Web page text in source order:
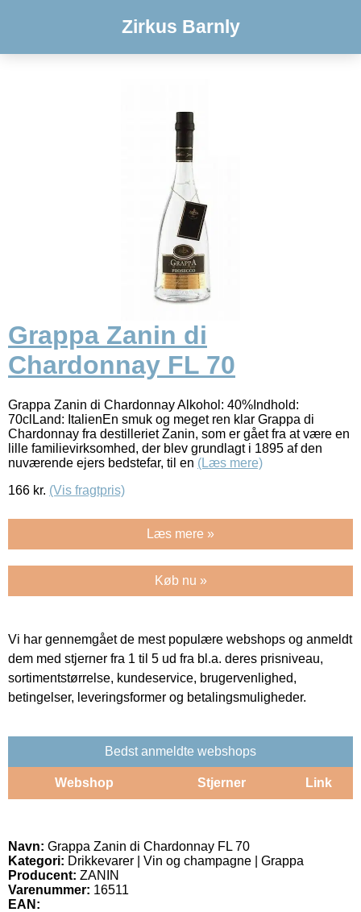
Zirkus Barnly
Grappa Zanin di
Chardonnay FL 70
Grappa Zanin di Chardonnay Alkohol: 40%Indhold:
70clLand: ItalienEn smuk og meget ren klar Grappa di
Chardonnay fra destilleriet Zanin, som er gået fra at være en
lille familievirksomhed, der blev grundlagt i 1895 af den
nuværende ejers bedstefar, til en (Læs mere)
166 kr. (Vis fragtpris)
Læs mere »
Køb nu »
Vi har gennemgået de mest populære webshops og anmeldt
dem med stjerner fra 1 til 5 ud fra bl.a. deres prisniveau,
sortimentstørrelse, kundeservice, brugervenlighed,
betingelser, leveringsformer og betalingsmuligheder.
Bedst anmeldte webshops
Webshop Stjerner Link
Navn: Grappa Zanin di Chardonnay FL 70
Kategori: Drikkevarer | Vin og champagne | Grappa
Producent: ZANIN
Varenummer: 16511
EAN: